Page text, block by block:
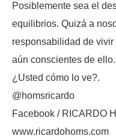
Posiblemente sea el
equilibrios. Quizá a
responsabilidad de
aún conscientes de ello.
¿Usted cómo lo ve?.
@homsricardo
Facebook / RICARDO
www.ricardohoms.com